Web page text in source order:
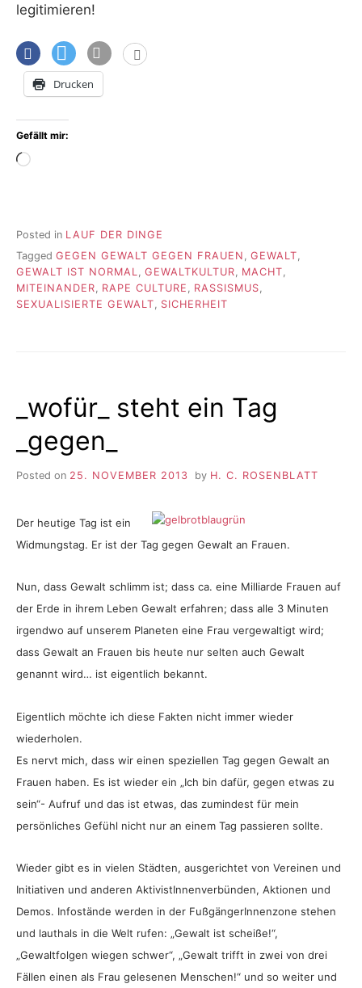
legitimieren!
Drucken
Gefällt mir:
Wird
Posted in LAUF DER DINGE
Tagged GEGEN GEWALT GEGEN FRAUEN , GEWALT,
GEWALT IST NORMAL, GEWALTKULTUR, MACHT,
MITEINANDER, RAPE CULTURE , RASSISMUS,
SEXUALISIERTE GEWALT, SICHERHEIT
_wofür_ steht ein Tag
_gegen_
Posted on 25. NOVEMBER 2013 by H. C. ROSENBLATT
Der heutige Tag ist ein
Widmungstag. Er ist der Tag gegen Gewalt an Frauen.
Nun, dass Gewalt schlimm ist; dass ca. eine Milliarde Frauen auf
der Erde in ihrem Leben Gewalt erfahren; dass alle 3 Minuten
irgendwo auf unserem Planeten eine Frau vergewaltigt wird;
dass Gewalt an Frauen bis heute nur selten auch Gewalt
genannt wird… ist eigentlich bekannt.
Eigentlich möchte ich diese Fakten nicht immer wieder
wiederholen.
Es nervt mich, dass wir einen speziellen Tag gegen Gewalt an
Frauen haben. Es ist wieder ein „Ich bin dafür, gegen etwas zu
sein“- Aufruf und das ist etwas, das zumindest für mein
persönliches Gefühl nicht nur an einem Tag passieren sollte.
Wieder gibt es in vielen Städten, ausgerichtet von Vereinen und
Initiativen und anderen AktivistInnenverbünden, Aktionen und
Demos. Infostände werden in der FußgängerInnenzone stehen
und lauthals in die Welt rufen: „Gewalt ist scheiße!“,
„Gewaltfolgen wiegen schwer“, „Gewalt trifft in zwei von drei
Fällen einen als Frau gelesenen Menschen!“ und so weiter und